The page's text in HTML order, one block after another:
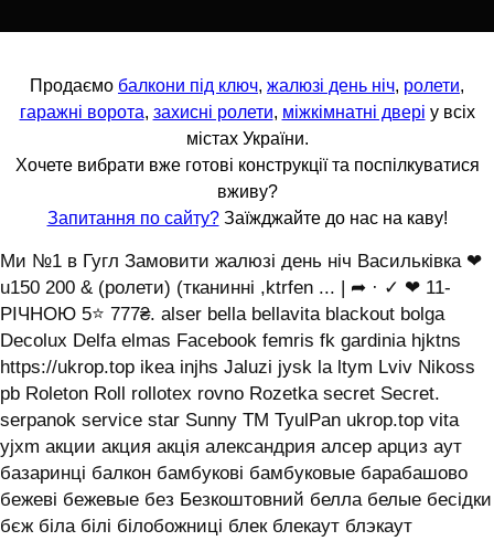
Продаємо балкони під ключ, жалюзі день ніч, ролети,
гаражні ворота, захисні ролети, міжкімнатні двері у всіх
містах України.
Хочете вибрати вже готові конструкції та поспілкуватися
вживу?
Запитання по сайту?Заїжджайте до нас на каву!
Ми №1 в Гугл Замовити жалюзі день ніч Васильківка ❤
u150 200 & (ролети) (тканинні ,ktrfen ... | ➦ · ✓ ❤ 11-
РІЧНОЮ 5⭐ 777₴. alser bella bellavita blackout bolga
Decolux Delfa elmas Facebook femris fk gardinia hjktns
https://ukrop.top ikea injhs Jaluzi jysk la ltym Lviv Nikoss
pb Roleton Roll rollotex rovno Rozetka secret Secret.
serpanok service star Sunny TM TyulPan ukrop.top vita
yjxm акции акция акція александрия алсер арциз аут
базаринці балкон бамбукові бамбуковые барабашово
бежеві бежевые без Безкоштовний белла белые бесідки
бєж біла білі білобожниці блек блекаут блэкаут